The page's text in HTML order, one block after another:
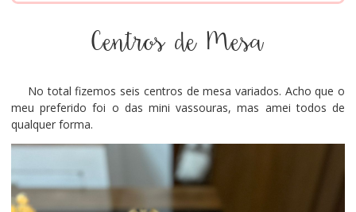
Centros de Mesa
No total fizemos seis centros de mesa variados. Acho que o
meu preferido foi o das mini vassouras, mas amei todos de
qualquer forma.